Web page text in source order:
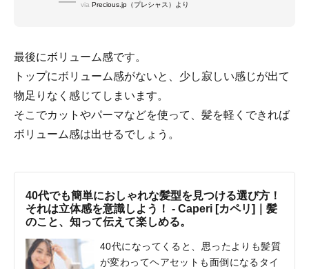
via Precious.jp（プレシャス）より
最後にボリューム感です。
トップにボリューム感がないと、少し寂しい感じが出て
物足りなく感じてしまいます。
そこでカットやパーマなどを使って、髪を軽くできれば
ボリューム感は出せるでしょう。
40代でも簡単におしゃれな髪型を見つける選び方！
それは立体感を意識しよう！ - Caperi [カペリ]｜髪
のこと、知って伝えて楽しめる。
40代になってくると、思ったよりも髪質
が変わってヘアセットも面倒になるタイ